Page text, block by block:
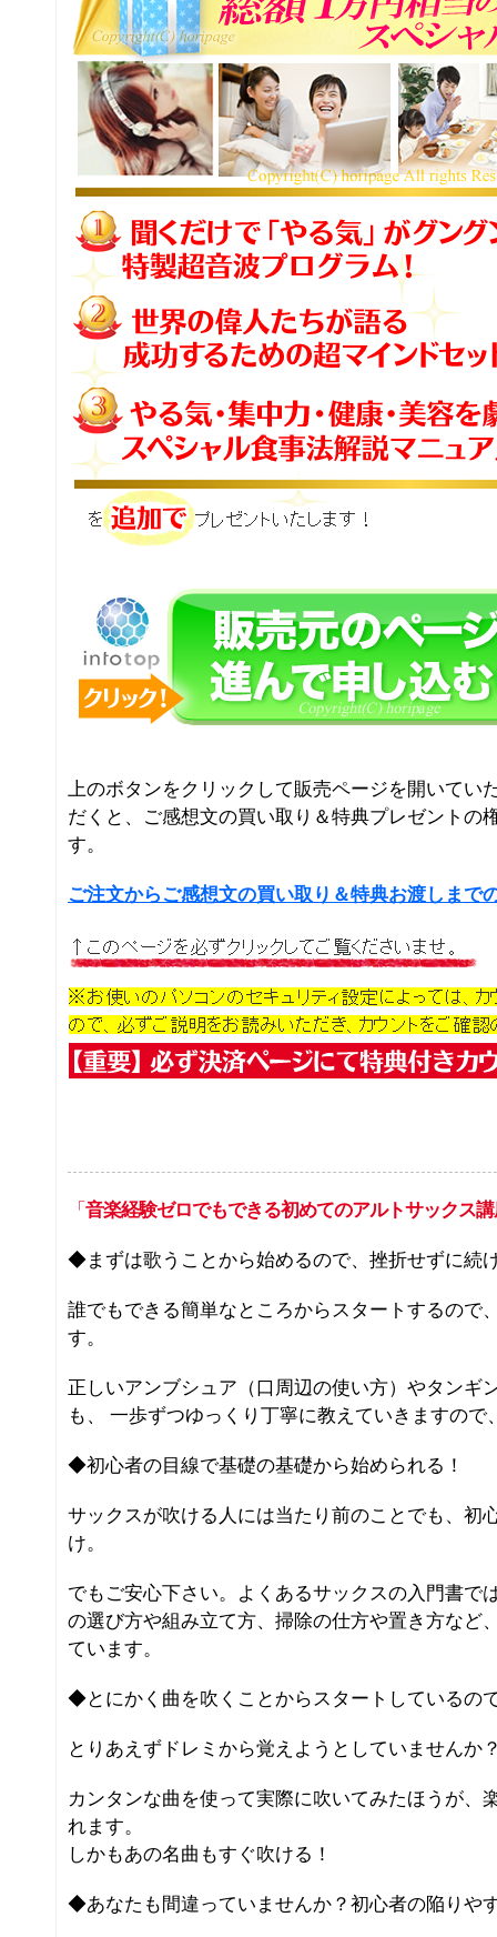
上のボタンをクリックして販売ページを開いてい
だくと、ご感想文の買い取り＆特典プレゼントの
す。
ご注文からご感想文の買い取り＆特典お渡しまで
「 音楽経験ゼロでもできる初めてのアルトサックス
◆まずは歌うことから始めるので、挫折せずに続
誰でもできる簡単なところからスタートするので
す。
正しいアンブシュア（口周辺の使い方）やタンギ
も、 一歩ずつゆっくり丁寧に教えていきますので
◆初心者の目線で基礎の基礎から始められる！
サックスが吹ける人には当たり前のことでも、初
け。
でもご安心下さい。よくあるサックスの入門書で
の選び方や組み立て方、掃除の仕方や置き方など
ています。
◆とにかく曲を吹くことからスタートしているの
とりあえずドレミから覚えようとしていませんか
カンタンな曲を使って実際に吹いてみたほうが、
れます。
しかもあの名曲もすぐ吹ける！
◆あなたも間違っていませんか？初心者の陥りや